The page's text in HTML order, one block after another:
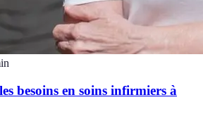
besoins en soins infirmiers à